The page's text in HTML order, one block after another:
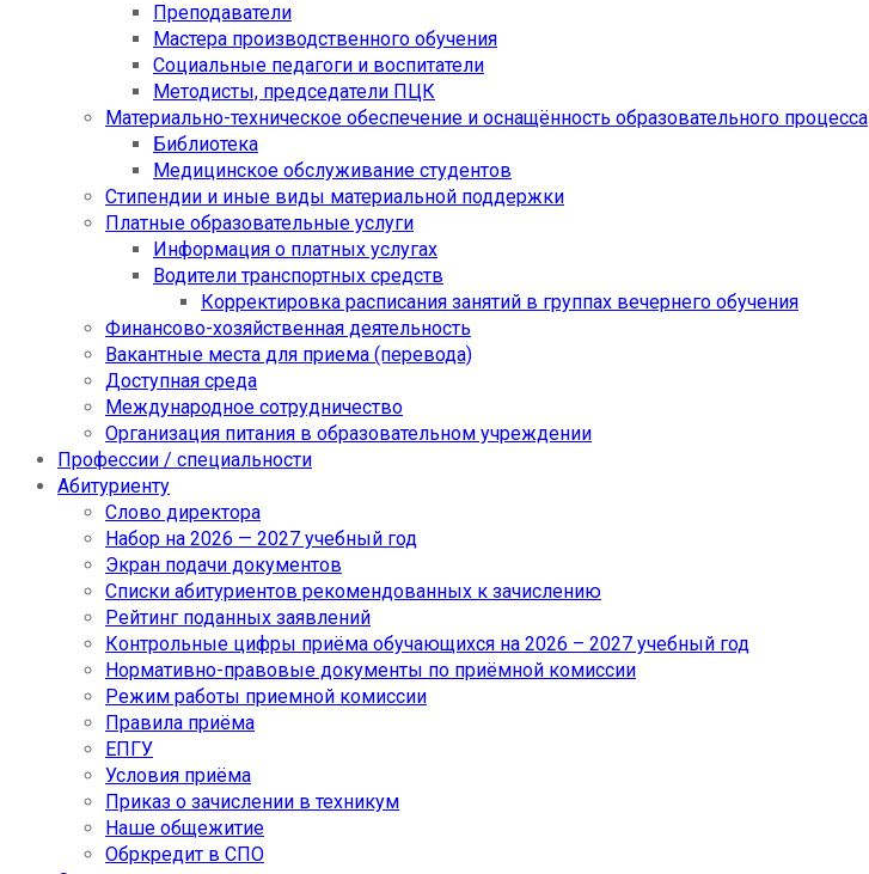
Преподаватели
Мастера производственного обучения
Социальные педагоги и воспитатели​
Методисты, председатели ПЦК
Материально-техническое обеспечение и оснащённость образовательного процесса
Библиотека
Медицинское обслуживание студентов
Стипендии и иные виды материальной поддержки
Платные образовательные услуги
Информация о платных услугах
Водители транспортных средств
Корректировка расписания занятий в группах вечернего обучения
Финансово-хозяйственная деятельность
Вакантные места для приема (перевода)
Доступная среда
Международное сотрудничество
Организация питания в образовательном учреждении
Профессии / специальности
Абитуриенту
Слово директора
Набор на 2026 — 2027 учебный год
Экран подачи документов
Cписки абитуриентов рекомендованных к зачислению
Рейтинг поданных заявлений
Контрольные цифры приёма обучающихся на 2026 – 2027 учебный год
Нормативно-правовые документы по приёмной комиссии
Режим работы приемной комиссии
Правила приёма
ЕПГУ
Условия приёма
Приказ о зачислении в техникум
Наше общежитие
Обркредит в СПО